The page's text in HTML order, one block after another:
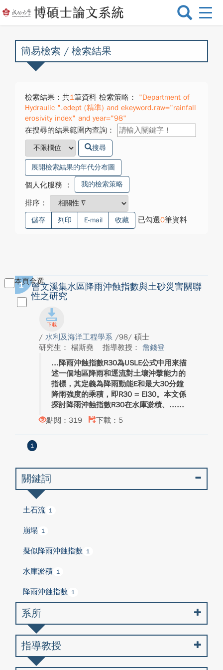
選
換
簡易檢索 / 檢索結果
檢索結果：共1筆資料 檢索策略：
"Department of
Hydraulic ".edept (精準) and ekeyword.raw="rainfall
erosivity index" and year="98"
在搜尋的結果範圍內查詢：
搜尋
展開檢索結果的年代分布圖
個人化服務 ： 我的檢索策略
排序：
儲存 列印 E-mail 收藏 已勾選0筆資料
本頁全選
1
曾文溪集水區降雨沖蝕指數與土砂災害關聯
性之研究
/ 水利及海洋工程學系 /98/ 碩士
研究生： 楊斯堯
指導教授： 詹錢登
降雨沖蝕指數R30為USLE公式中用來描
述一個地區降雨和逕流對土壤沖擊能力的
指標，其定義為降雨動能E和最大30分鐘
降雨強度的乘積，即R30 = EI30。本文係
探討降雨沖蝕指數R30在水庫淤積、...
點閱：319
下載：5
1
關鍵詞
土石流 1
崩塌 1
擬似降雨沖蝕指數 1
水庫淤積 1
降雨沖蝕指數 1
系所
指導教授